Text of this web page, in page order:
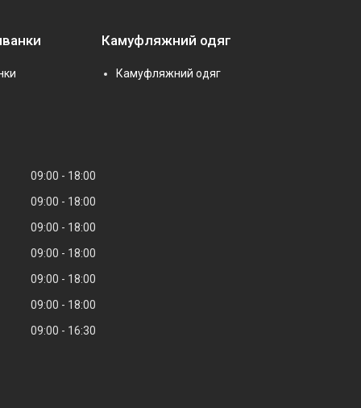
Камуфляжний одяг
Камуфляжний одяг
09:00
18:00
09:00
18:00
09:00
18:00
09:00
18:00
09:00
18:00
09:00
18:00
09:00
16:30